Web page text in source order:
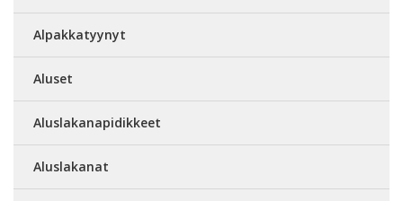
Alpakkatyynyt
Aluset
Aluslakanapidikkeet
Aluslakanat